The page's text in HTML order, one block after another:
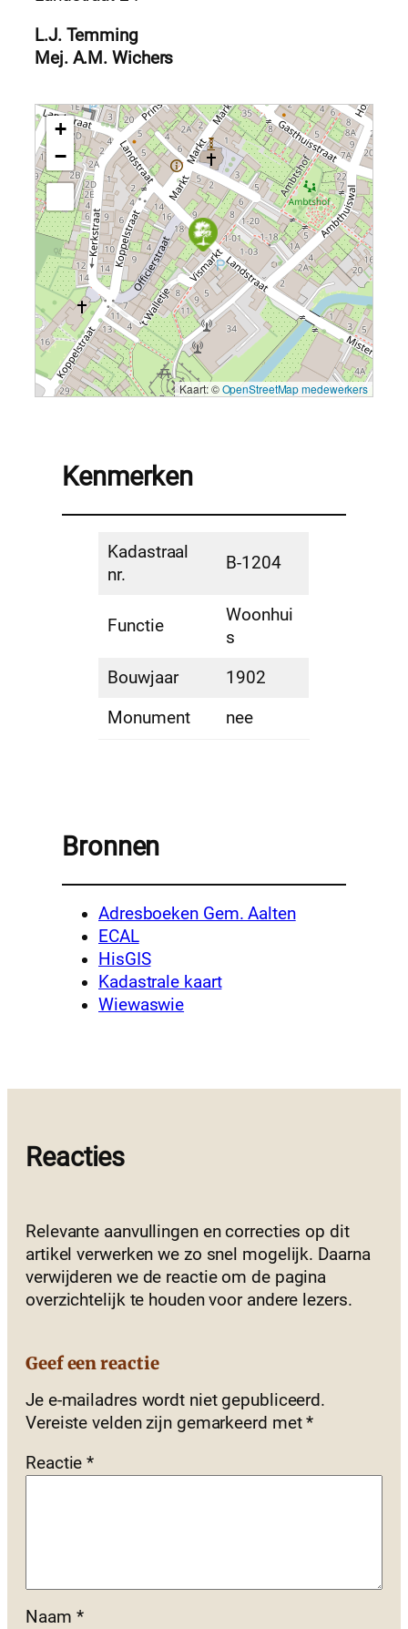
L.J. Temming
Mej. A.M. Wichers
+
−
Kaart: ©OpenStreetMap medewerkers
Kenmerken
Kadastraal
nr.
B-1204
Functie
Woonhui
s
Bouwjaar
1902
Monument
nee
Bronnen
Adresboeken Gem. Aalten
ECAL
HisGIS
Kadastrale kaart
Wiewaswie
Reacties
Relevante aanvullingen en correcties op dit
artikel verwerken we zo snel mogelijk. Daarna
verwijderen we de reactie om de pagina
overzichtelijk te houden voor andere lezers.
Geef een reactie
Je e-mailadres wordt niet gepubliceerd.
Vereiste velden zijn gemarkeerd met*
Reactie*
Naam *